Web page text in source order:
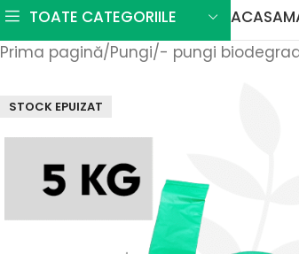
TOATE CATEGORIILE ACASA
Prima pagină/Pungi/- pungi
STOCK EPUIZAT